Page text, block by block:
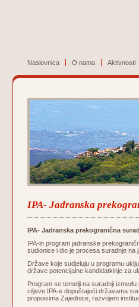
Naslovnica O nama Aktivnosti
IPA- Jadranska
IPA- Jadranska prekogranična
IPA-in program jadranske
sudionice i dio je procesa suradnje na
Države koje sudjeluju u programu
države potencijalne kandidatkinje za
Program se temelji na suradnji
ciljeve IPA-e dopuštajući državama
propoisima Zajednice, razvojem